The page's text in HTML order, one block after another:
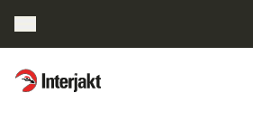
Interjakt SE